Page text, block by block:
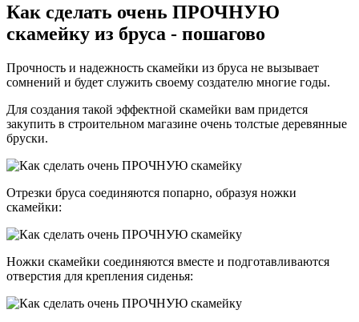
Как сделать очень ПРОЧНУЮ
скамейку из бруса - пошагово
Прочность и надежность скамейки из бруса не вызывает
сомнений и будет служить своему создателю многие годы.
Для создания такой эффектной скамейки вам придется
закупить в строительном магазине очень толстые деревянные
бруски.
Отрезки бруса соединяются попарно, образуя ножки
скамейки:
Ножки скамейки соединяются вместе и подготавливаются
отверстия для крепления сиденья: